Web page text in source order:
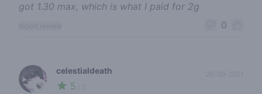
got 1.30 max, which is what I paid for 2g
0
🍃
celestialdeath
5